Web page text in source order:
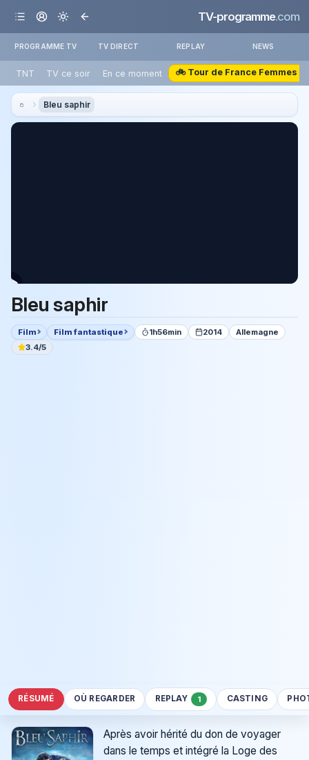
TV-programme.com
PROGRAMME TV TV DIRECT REPLAY NEWS
TNT TV ce soir En ce moment 🚲 Tour de France Femmes
Bleu saphir
Bleu saphir
Film Film fantastique 1h56min 2014
Allemagne
3.4/5
RÉSUMÉ OÙ REGARDER REPLAY 1 CASTING
Après avoir hérité du don de voyager
dans le temps et intégré la Loge des